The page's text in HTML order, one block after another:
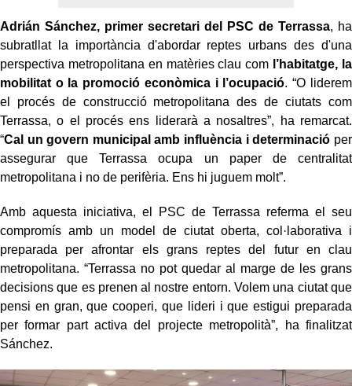
Adrián Sánchez, primer secretari del PSC de Terrassa, ha
subratllat la importància d'abordar reptes urbans des d'una
perspectiva metropolitana en matèries clau com l’habitatge, la
mobilitat o la promoció econòmica i l’ocupació. “O liderem
el procés de construcció metropolitana des de ciutats com
Terrassa, o el procés ens liderarà a nosaltres”, ha remarcat.
“Cal un govern municipal amb influència i determinació per
assegurar que Terrassa ocupa un paper de centralitat
metropolitana i no de perifèria. Ens hi juguem molt”.
Amb aquesta iniciativa, el PSC de Terrassa referma el seu
compromís amb un model de ciutat oberta, col·laborativa i
preparada per afrontar els grans reptes del futur en clau
metropolitana. “Terrassa no pot quedar al marge de les grans
decisions que es prenen al nostre entorn. Volem una ciutat que
pensi en gran, que cooperi, que lideri i que estigui preparada
per formar part activa del projecte metropolità”, ha finalitzat
Sánchez.